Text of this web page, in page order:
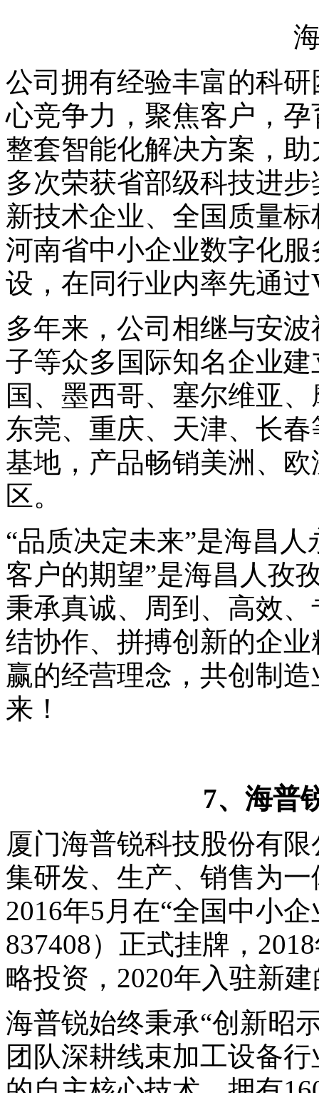
公司拥有经验丰富的科
心竞争力，聚焦客户，
整套智能化解决方案，
多次荣获省部级科技进
新技术企业、全国质量
河南省中小企业数字化
设，在同行业内率先通
多年来，公司相继与安
子等众多国际知名企业
国、墨西哥、塞尔维亚
东莞、重庆、天津、长
基地，产品畅销美洲、
区。
“品质决定未来”是海昌
客户的期望”是海昌人孜
秉承真诚、周到、高效
结协作、拼搏创新的企
赢的经营理念，共创制
来！
7、海普
厦门海普锐科技股份有
集研发、生产、销售为
2016年5月在“全国中小
837408）正式挂牌，
略投资，2020年入驻新
海普锐始终秉承“创新昭
团队深耕线束加工设备